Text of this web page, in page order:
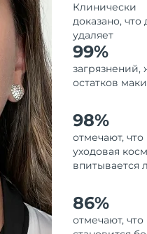
Клинически
доказано, что
удаляет
99%
загрязнений,
остатков
98%
отмечают, что
уходовая
впитывается
86%
отмечают,